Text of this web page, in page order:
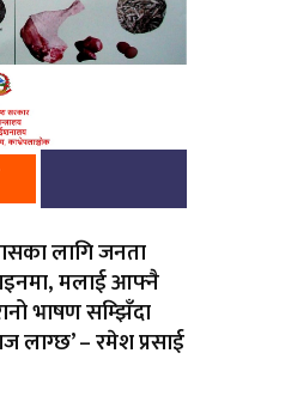
लागि जनता
मलाई आफ्नै
भाषण सम्झिँदा
लाग्छ’ – रमेश प्रसाई